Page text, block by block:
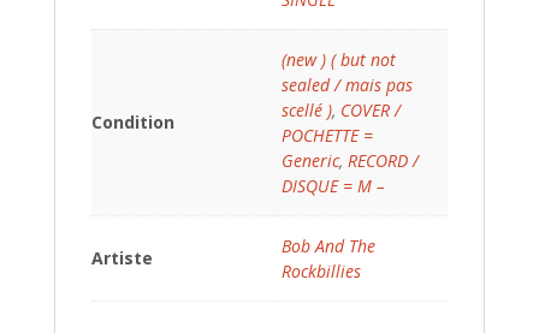
Condition
(new ) ( but not
sealed / mais pas
scellé ), COVER /
POCHETTE =
Generic, RECORD /
DISQUE = M –
Artiste
Bob And The
Rockbillies